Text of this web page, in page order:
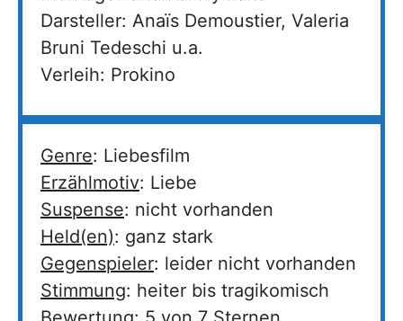
Darsteller: Anaïs Demoustier, Valeria
Bruni Tedeschi u.a.
Verleih: Prokino
Genre: Liebesfilm
Erzählmotiv: Liebe
Suspense: nicht vorhanden
Held(en): ganz stark
Gegenspieler: leider nicht vorhanden
Stimmung: heiter bis tragikomisch